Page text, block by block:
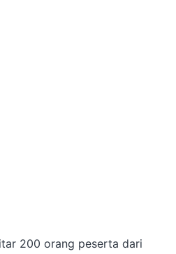
200 orang peserta dari